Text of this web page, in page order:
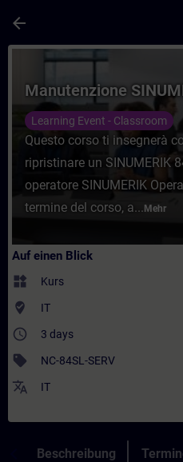
arrow_back
Kurs -
Manutenzione
Learning Event - Classroom
Questo corso ti insegnerà
ripristinare un SINUMERIK
operatore SINUMERIK
termine del corso, a... Mehr
Auf einen Blick
widgets Kurs
where_to_vote IT
access_time 3 days
sell NC-84SL-SERV
translate IT
Beschreibung